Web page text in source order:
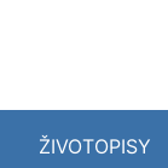
ŽIVOTOPISY